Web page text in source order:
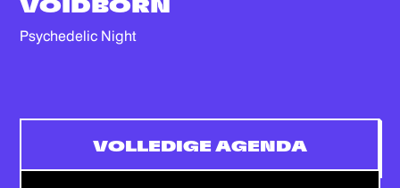
VOIDBORN
Psychedelic Night
VOLLEDIGE AGENDA